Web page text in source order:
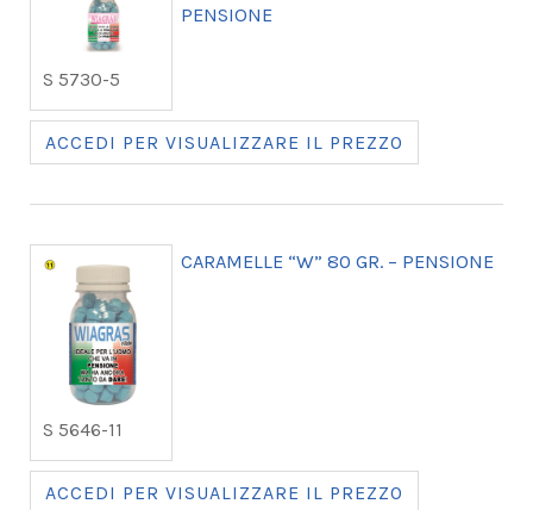
S 5730-5
PENSIONE
ACCEDI PER VISUALIZZARE IL PREZZO
S 5646-11
CARAMELLE “W” 80 GR. – PENSIONE
ACCEDI PER VISUALIZZARE IL PREZZO